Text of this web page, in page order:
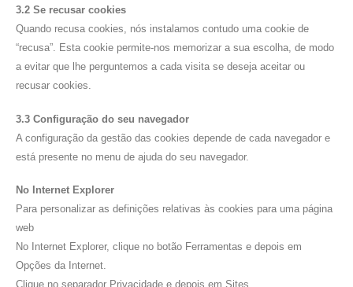
3.2 Se recusar cookies
Quando recusa cookies, nós instalamos contudo uma cookie de
“recusa”. Esta cookie permite-nos memorizar a sua escolha, de modo
a evitar que lhe perguntemos a cada visita se deseja aceitar ou
recusar cookies.
3.3 Configuração do seu navegador
A configuração da gestão das cookies depende de cada navegador e
está presente no menu de ajuda do seu navegador.
No Internet Explorer
Para personalizar as definições relativas às cookies para uma página
web
No Internet Explorer, clique no botão Ferramentas e depois em
Opções da Internet.
Clique no separador Privacidade e depois em Sites.